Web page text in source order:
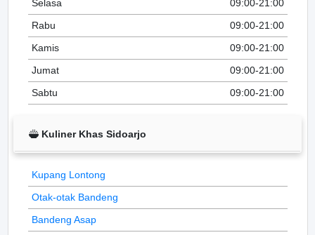
Selasa
09:00-21:00
Rabu
09:00-21:00
Kamis
09:00-21:00
Jumat
09:00-21:00
Sabtu
09:00-21:00
Kuliner Khas Sidoarjo
Kupang Lontong
Otak-otak Bandeng
Bandeng Asap